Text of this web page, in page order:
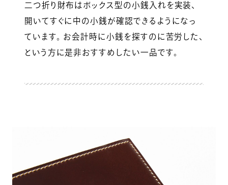
二つ折り財布はボックス型の小銭入れを実装、
開いてすぐに中の小銭が確認できるようになっ
ています。 お会計時に小銭を探すのに苦労した、
という方に是非おすすめしたい一品です。